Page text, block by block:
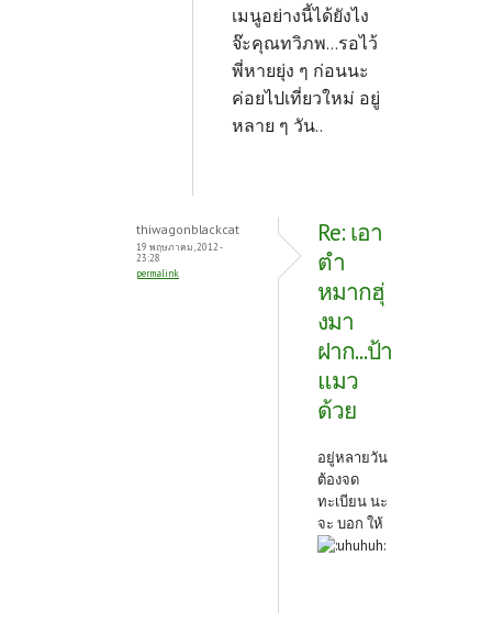
เมนูอย่างนี้ได้ยังไง
จ๊ะคุณทวิภพ...รอไว้
พี่หายยุ่ง ๆ ก่อนนะ
ค่อยไปเที่ยวใหม่ อยู่
หลาย ๆ วัน..
thiwagonblackcat
19 พฤษภาคม, 2012 -
23:28
permalink
Re: เอา
ตำ
หมากฮุ่
งมา
ฝาก...ป้า
แมว
ด้วย
อยู่หลายวัน
ต้องจด
ทะเบียน นะ
จะ บอก ให้